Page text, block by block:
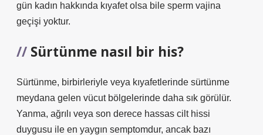
gün kadın hakkında kıyafet olsa bile sperm vajina
geçişi yoktur.
Sürtünme nasıl bir his?
Sürtünme, birbirleriyle veya kıyafetlerinde sürtünme
meydana gelen vücut bölgelerinde daha sık görülür.
Yanma, ağrılı veya son derece hassas cilt hissi
duygusu ile en yaygın semptomdur, ancak bazı